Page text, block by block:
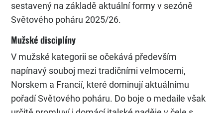
sestavený na základě aktuální formy v sezóně
Světového poháru 2025/26.
Mužské disciplíny
V mužské kategorii se očekává především
napínavý souboj mezi tradičními velmocemi,
Norskem a Francií, které dominují aktuálnímu
pořadí Světového poháru. Do boje o medaile však